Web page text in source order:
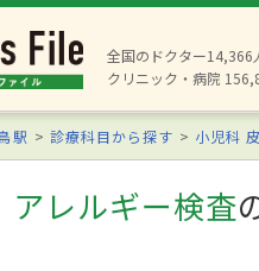
全国のドクター14,366
クリニック・病院
駅 診療科目から探す 小児科
アレルギー検査